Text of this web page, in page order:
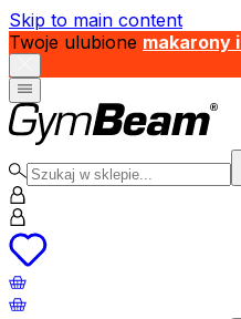
Skip to main content
Twoje ulubione makarony